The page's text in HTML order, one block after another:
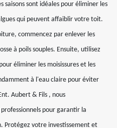
saisons sont idéales pour éliminer les
qui peuvent affaiblir votre toit.
commencez par enlever les
à poils souples. Ensuite, utilisez
éliminer les moisissures et les
à l'eau claire pour éviter
Aubert & Fils , nous
pour garantir la
Protégez votre investissement et